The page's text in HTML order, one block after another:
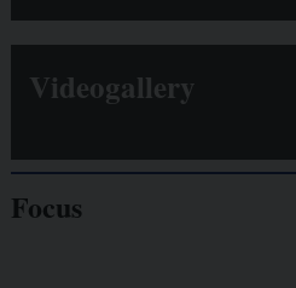
Videogallery
Focus